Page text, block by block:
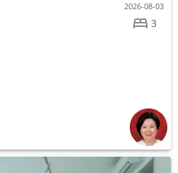
3
2026-08-03